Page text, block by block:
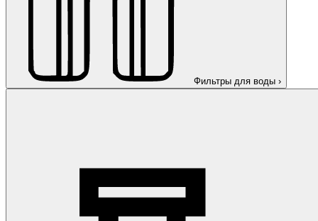
Фильтры для воды ›